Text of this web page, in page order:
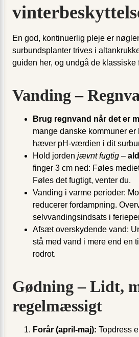
En god, kontinuerlig pleje er
surbundsplanter trives i
guiden her, og undgå de klassiske
Vanding –
Brug regnvand når det er
mange danske kommuner er
hæver pH-værdien i dit
Hold jorden jævnt fugtig –
finger 3 cm ned: Føles
Føles det fugtigt, venter du.
Vanding i varme perioder:
reducerer fordampning.
selvvandingsindsats i
Afsæt overskydende vand:
stå med vand i mere end en
rodrot.
Gødning – Lidt,
regelmæssigt
Forår (april-maj): Topdress